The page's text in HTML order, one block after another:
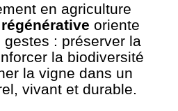
en agriculture
oriente
: préserver la
la biodiversité
la vigne dans un
vivant et durable.